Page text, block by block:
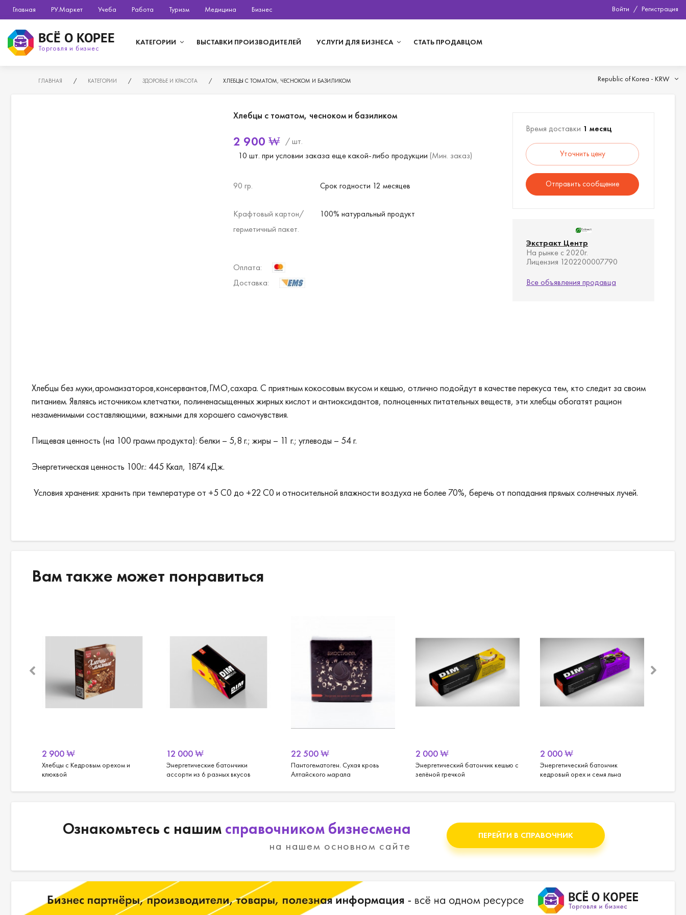
Главная РУ.Маркет Учеба Работа Туризм Медицина Бизнес Войти / Регистрация
ВСЁ О КОРЕЕ
Торговля и бизнес
КАТЕГОРИИ ВЫСТАВКИ ПРОИЗВОДИТЕЛЕЙ УСЛУГИ ДЛЯ БИЗНЕСА СТАТЬ ПРОДАВЦОМ
ГЛАВНАЯ / КАТЕГОРИИ / ЗДОРОВЬЕ И КРАСОТА / ХЛЕБЦЫ С ТОМАТОМ, ЧЕСНОКОМ И БАЗИЛИКОМ Republic of Korea - KRW
Хлебцы с томатом, чесноком и базиликом
2 900 ₩ / шт.
10 шт. при условии заказа еще какой-либо продукции (Мин. заказ)
90 гр. Срок годности 12 месяцев
Крафтовый картон/
герметичный пакет.
100% натуральный продукт
Оплата:
Доставка:
Время доставки 1 месяц
Уточнить цену
Отправить сообщение
Экстракт Центр
На рынке с 2020г.
Лицензия 1202200007790
Все объявления продавца
Хлебцы без муки,аромаизаторов,консервантов,ГМО,сахара. С приятным кокосовым вкусом и кешью, отлично подойдут в качестве перекуса тем, кто следит за своим
питанием. Являясь источником клетчатки, полиненасыщенных жирных кислот и антиоксидантов, полноценных питательных веществ, эти хлебцы обогатят рацион
незаменимыми составляющими, важными для хорошего самочувствия.
Пищевая ценность (на 100 грамм продукта): белки – 5,8 г.; жиры – 11 г.; углеводы – 54 г.
Энергетическая ценность 100г.: 445 Ккал, 1874 кДж.
Условия хранения: хранить при температуре от +5 С0 до +22 С0 и относительной влажности воздуха не более 70%, беречь от попадания прямых солнечных лучей.
Вам также может понравиться
2 900₩
Хлебцы с Кедровым орехом и
клюквой
12 000₩
Энергетические батончики
ассорти из 6 разных вкусов
22 500₩
Пантогематоген. Сухая кровь
Алтайского марала
2 000₩
Энергетический батончик кешью с
зелёной гречкой
2 000₩
Энергетический батончик
кедровый орех и семя льна
Ознакомьтесь с нашим справочником бизнесмена
на нашем основном сайте
ПЕРЕЙТИ В СПРАВОЧНИК